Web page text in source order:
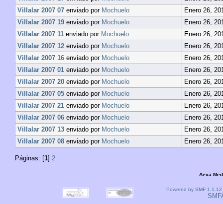
Villalar 2007 07 enviado por Mochuelo
Enero 26,
Villalar 2007 19 enviado por Mochuelo
Enero 26,
Villalar 2007 11 enviado por Mochuelo
Enero 26,
Villalar 2007 12 enviado por Mochuelo
Enero 26,
Villalar 2007 16 enviado por Mochuelo
Enero 26,
Villalar 2007 01 enviado por Mochuelo
Enero 26,
Villalar 2007 20 enviado por Mochuelo
Enero 26,
Villalar 2007 05 enviado por Mochuelo
Enero 26,
Villalar 2007 21 enviado por Mochuelo
Enero 26,
Villalar 2007 06 enviado por Mochuelo
Enero 26,
Villalar 2007 13 enviado por Mochuelo
Enero 26,
Villalar 2007 08 enviado por Mochuelo Enero 26,
Páginas: [1] 2
Aeva
Powered by SMF 1.1.12